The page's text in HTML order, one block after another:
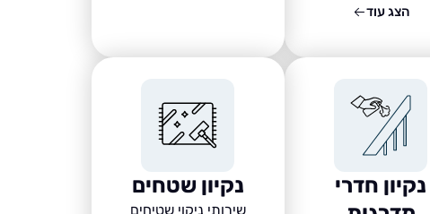
הצג עוד
נקיון חדרי
נקיון שטחים
שירותי ניקוי שטיחים